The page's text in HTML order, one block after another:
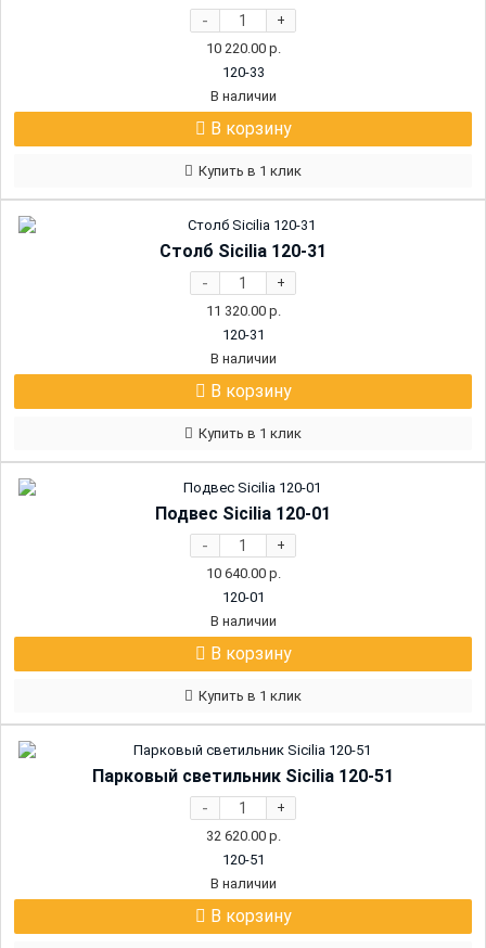
- +
10 220.00р.
120-33
В наличии
В корзину
Купить в 1 клик
Столб Sicilia 120-31
- +
11 320.00р.
120-31
В наличии
В корзину
Купить в 1 клик
Подвес Sicilia 120-01
- +
10 640.00р.
120-01
В наличии
В корзину
Купить в 1 клик
Парковый светильник Sicilia 120-51
- +
32 620.00р.
120-51
В наличии
В корзину